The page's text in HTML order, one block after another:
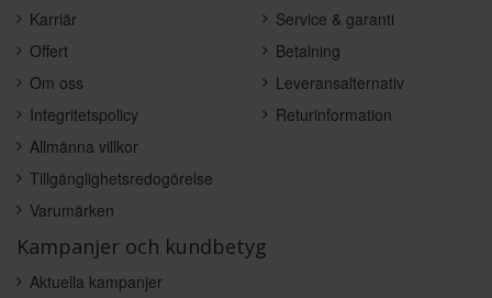
Karriär
Offert
Om oss
Integritetspolicy
Allmänna villkor
Tillgänglighetsredogörelse
Varumärken
Service & garanti
Betalning
Leveransalternativ
Returinformation
Kampanjer och kundbetyg
Aktuella kampanjer